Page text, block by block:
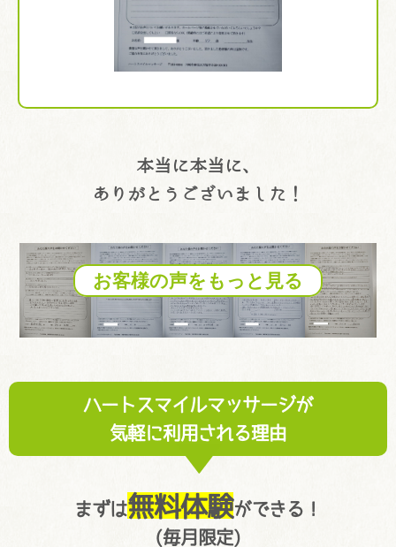
本当に本当に、
ありがとうございました！
お客様の声をもっと見る
ハートスマイルマッサージが
気軽に利用される理由
まずは無料体験ができる！
(毎月限定)